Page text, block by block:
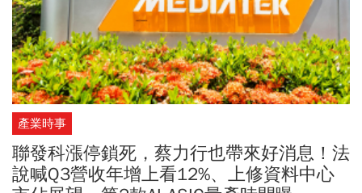
產業時事
聯發科漲停鎖死，蔡力行也帶來好消息！法
說喊Q3營收年增上看12%、上修資料中心